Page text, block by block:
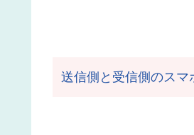
送信側と受信側のスマ